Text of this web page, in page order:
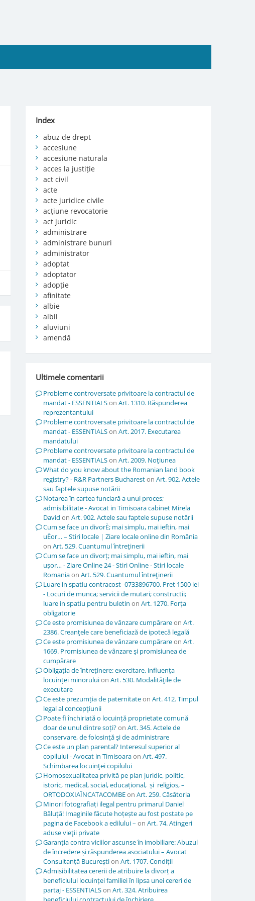
Index
abuz de drept
accesiune
accesiune naturala
acces la justiție
act civil
acte
acte juridice civile
acțiune revocatorie
act juridic
administrare
administrare bunuri
administrator
adoptat
adoptator
adopție
afinitate
albie
albii
aluviuni
amendă
Ultimele comentarii
Probleme controversate privitoare la contractul de
mandat - ESSENTIALSon Art. 1310. Răspunderea
reprezentantului
Probleme controversate privitoare la contractul de
mandat - ESSENTIALSon Art. 2017. Executarea
mandatului
Probleme controversate privitoare la contractul de
mandat - ESSENTIALSon Art. 2009. Noţiunea
What do you know about the Romanian land book
registry? - R&R Partners Buchareston Art. 902. Actele
sau faptele supuse notării
Notarea în cartea funciară a unui proces;
admisibilitate - Avocat in Timisoara cabinet Mirela
David on Art. 902. Actele sau faptele supuse notării
Cum se face un divorÈ; mai simplu, mai ieftin, mai
uÈor… – Stiri locale | Ziare locale online din România
on Art. 529. Cuantumul întreţinerii
Cum se face un divorț; mai simplu, mai ieftin, mai
ușor… - Ziare Online 24 - Stiri Online - Stiri locale
Romaniaon Art. 529. Cuantumul întreţinerii
Luare in spatiu contracost -0733896700. Pret 1500 lei
- Locuri de munca; servicii de mutari; constructii;
luare in spatiu pentru buletin on Art. 1270. Forţa
obligatorie
Ce este promisiunea de vânzare cumpărareon Art.
2386. Creanţele care beneficiază de ipotecă legală
Ce este promisiunea de vânzare cumpărareon Art.
1669. Promisiunea de vânzare şi promisiunea de
cumpărare
Obligația de întreținere: exercitare, influența
locuinței minoruluion Art. 530. Modalităţile de
executare
Ce este prezumția de paternitateon Art. 412. Timpul
legal al concepţiunii
Poate fi închiriată o locuință proprietate comună
doar de unul dintre soți?on Art. 345. Actele de
conservare, de folosinţă şi de administrare
Ce este un plan parental? Interesul superior al
copilului - Avocat in Timisoaraon Art. 497.
Schimbarea locuinţei copilului
Homosexualitatea privită pe plan juridic, politic,
istoric, medical, social, educațional, și religios, –
ORTODOXIAÎNCATACOMBEon Art. 259. Căsătoria
Minori fotografiați ilegal pentru primarul Daniel
Băluță! Imaginile făcute hoțește au fost postate pe
pagina de Facebook a edilului – on Art. 74. Atingeri
aduse vieţii private
Garanția contra viciilor ascunse în imobiliare: Abuzul
de încredere și răspunderea asociatului – Avocat
Consultanță Bucureștion Art. 1707. Condiţii
Admisibilitatea cererii de atribuire la divorț a
beneficiului locuinței familiei în lipsa unei cereri de
partaj - ESSENTIALSon Art. 324. Atribuirea